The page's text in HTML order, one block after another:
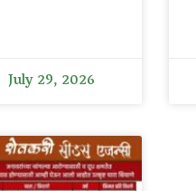
July 29, 2026